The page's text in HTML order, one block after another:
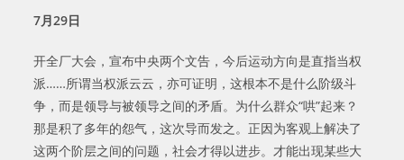
7月29日
开全厂大会，宣布中央两个文告，今后运动方向是直指当权
派……所谓当权派云云，亦可证明，这根本不是什么阶级斗
争，而是领导与被领导之间的矛盾。为什么群众“哄”起来？
那是积了多年的怨气，这次导而发之。正因为客观上解决了
这两个阶层之间的问题，社会才得以进步。才能出现某些大